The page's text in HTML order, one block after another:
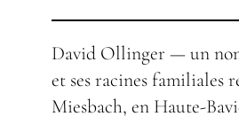
David Ollinger — un nom
et ses racines familiales
Miesbach, en Haute-